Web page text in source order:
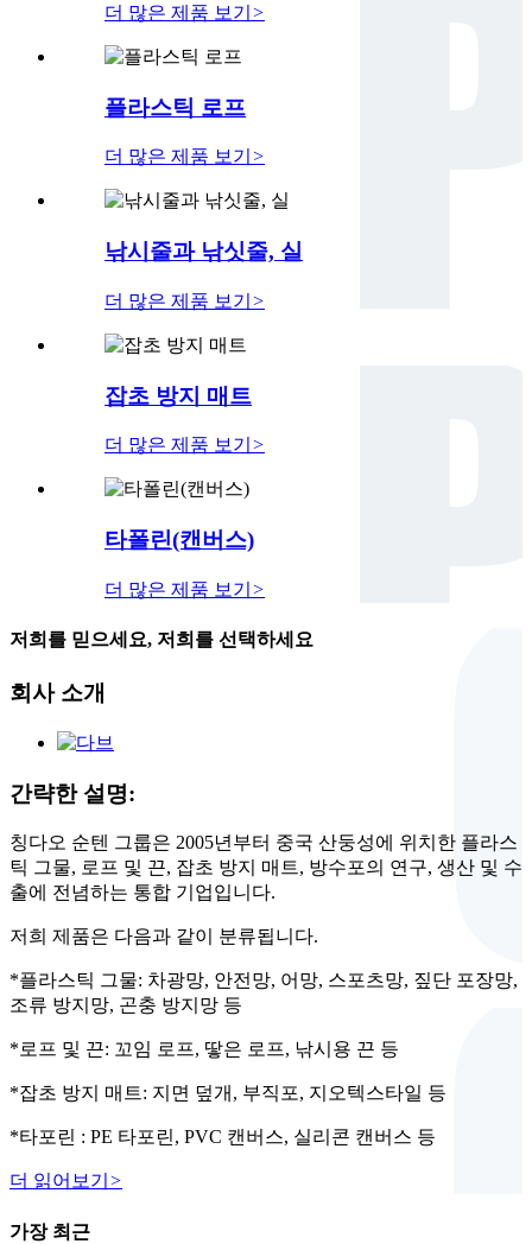
더 많은 제품 보기 >
플라스틱 로프
더 많은 제품 보기 >
낚시줄과 낚싯줄, 실
더 많은 제품 보기 >
잡초 방지 매트
더 많은 제품 보기 >
타폴린(캔버스)
더 많은 제품 보기 >
저희를 믿으세요, 저희를 선택하세요
회사 소개
간략한 설명:
칭다오 순텐 그룹은 2005년부터 중국 산둥성에 위치한 플라스
틱 그물, 로프 및 끈, 잡초 방지 매트, 방수포의 연구, 생산 및 수
출에 전념하는 통합 기업입니다.
저희 제품은 다음과 같이 분류됩니다.
*플라스틱 그물: 차광망, 안전망, 어망, 스포츠망, 짚단 포장망,
조류 방지망, 곤충 방지망 등
*로프 및 끈: 꼬임 로프, 땋은 로프, 낚시용 끈 등
*잡초 방지 매트: 지면 덮개, 부직포, 지오텍스타일 등
*타포린 : PE 타포린, PVC 캔버스, 실리콘 캔버스 등
더 읽어보기 >
가장 최근